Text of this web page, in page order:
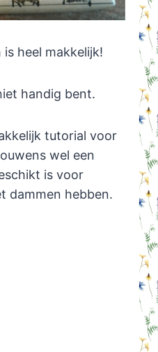
heel makkelijk!
handig bent.
tutorial voor
wel een
is voor
dammen hebben.